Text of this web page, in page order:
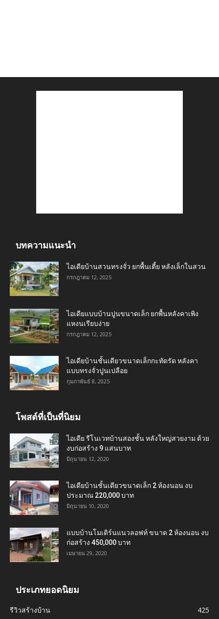
บทความแนะนำ
ไอเดียบ้านสวนทรงจั่ว ยกพื้นเตี้ย หลังเล็กในสวน
กรกฎาคม 12, 2025
ไอเดียแบบบ้านปูนขนาดเล็ก ยกพื้นหลังคาเพิง
แหงนเรียบง่าย
กรกฎาคม 12, 2025
ไอเดียบ้านชั้นเดียวขนาดเล็กกะทัดรัด หลังคา
แบบทรงจั่วปูนเปลือย
กุมภาพันธ์ 8, 2025
โพสต์ที่เป็นที่นิยม
ไอเดีย รีโนเวทบ้านสองชั้น หลังใหญ่สวยงาม ด้วย
งบก่อสร้าง 9 แสนบาท
มิถุนายน 12, 2020
ไอเดียบ้านชั้นเดียวขนาดเล็ก 2 ห้องนอน งบ
ประมาณ 220,000 บาท
มิถุนายน 10, 2020
แบบบ้านโมเดิร์นแนวลอฟท์ ขนาด 2 ห้องนอน งบ
ก่อสร้าง 450,000 บาท
เมษายน 29, 2020
ประเภทยอดนิยม
รีวิวสร้างบ้าน
425